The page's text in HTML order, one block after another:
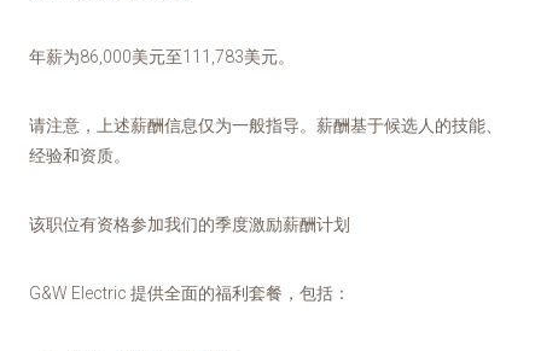
年薪为86,000美元至111,783美元。
请注意，上述薪酬信息仅为一般指导。薪酬基于候选人的技能、
经验和资质。
该职位有资格参加我们的季度激励薪酬计划
G&W Electric 提供全面的福利套餐，包括：